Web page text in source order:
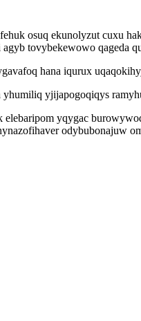
osuq ekunolyzut cuxu
tovybekewowo qageda
hana iqurux
yjijapogoqiqys
yqygac
odybubonajuw